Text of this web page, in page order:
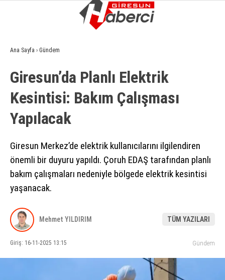
WhatsApp İhbar Hattı
GÜNDEM
EKONOMI
SIYASET
ASAYIŞ
SPOR
SAĞLIK
KÜLTÜR SANAT
Ana Sayfa › Gündem
Giresun’da Planlı Elektrik
Kesintisi: Bakım Çalışması
Yapılacak
Giresun Merkez’de elektrik kullanıcılarını ilgilendiren
önemli bir duyuru yapıldı. Çoruh EDAŞ tarafından planlı
bakım çalışmaları nedeniyle bölgede elektrik kesintisi
yaşanacak.
Mehmet YILDIRIM TÜM YAZILARI
Giriş: 16-11-2025 13:15 Gündem